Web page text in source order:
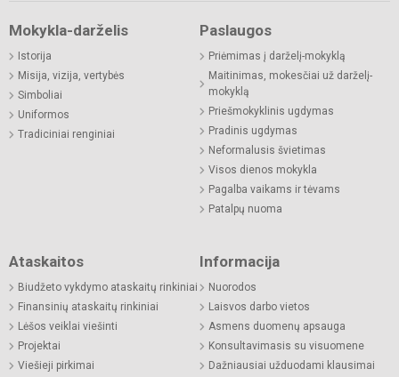
Mokykla-darželis
Istorija
Misija, vizija, vertybės
Simboliai
Uniformos
Tradiciniai renginiai
Paslaugos
Priėmimas į darželį-mokyklą
Maitinimas, mokesčiai už darželį-
mokyklą
Priešmokyklinis ugdymas
Pradinis ugdymas
Neformalusis švietimas
Visos dienos mokykla
Pagalba vaikams ir tėvams
Patalpų nuoma
Ataskaitos
Biudžeto vykdymo ataskaitų rinkiniai
Finansinių ataskaitų rinkiniai
Lėšos veiklai viešinti
Projektai
Viešieji pirkimai
Informacija
Nuorodos
Laisvos darbo vietos
Asmens duomenų apsauga
Konsultavimasis su visuomene
Dažniausiai užduodami klausimai